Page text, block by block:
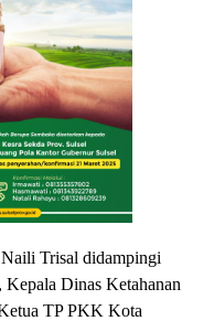
Trisal didampingi
Kepala Dinas Ketahanan
TP PKK Kota